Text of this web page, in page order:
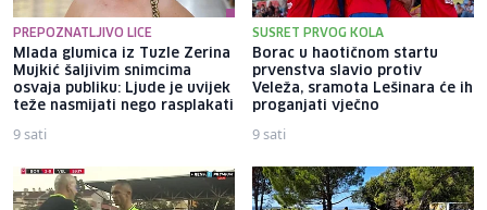
PREPOZNATLJIVO LICE
Mlada glumica iz Tuzle Zerina
Mujkić šaljivim snimcima
osvaja publiku: Ljude je uvijek
teže nasmijati nego rasplakati
9 sati
SUSRET PRVOG KOLA
Borac u haotičnom startu
prvenstva slavio protiv
Veleža, sramota Lešinara će ih
proganjati vječno
9 sati